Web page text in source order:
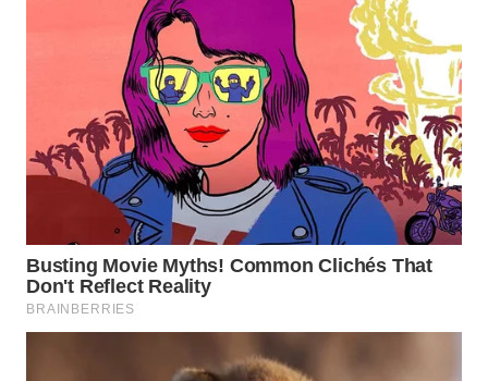
MANDALIKA
WN
LIKUPANG
WN
LABUANBAJO
WN